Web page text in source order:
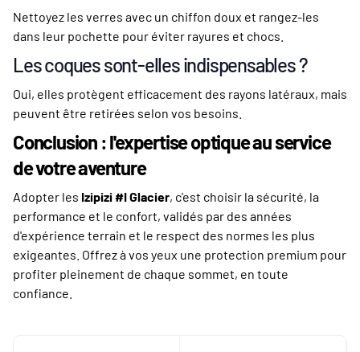
Nettoyez les verres avec un chiffon doux et rangez-les
dans leur pochette pour éviter rayures et chocs.
Les coques sont-elles indispensables ?
Oui, elles protègent efficacement des rayons latéraux, mais
peuvent être retirées selon vos besoins.
Conclusion : l'expertise optique au service
de votre aventure
Adopter les Izipizi #I Glacier, c'est choisir la sécurité, la
performance et le confort, validés par des années
d'expérience terrain et le respect des normes les plus
exigeantes. Offrez à vos yeux une protection premium pour
profiter pleinement de chaque sommet, en toute
confiance.